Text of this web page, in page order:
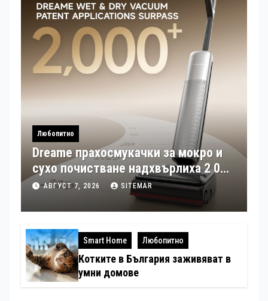
Любопитно
Dreame прахосмукачки за мокро и
сухо почистване надхвърлиха 2 000
патентни заявки в световен мащаб
АВГУСТ 7, 2026 SITEMAR
Smart Home Любопитно
Котките в България заживяват в
умни домове